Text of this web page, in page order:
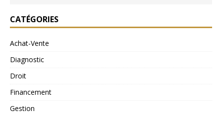
CATÉGORIES
Achat-Vente
Diagnostic
Droit
Financement
Gestion